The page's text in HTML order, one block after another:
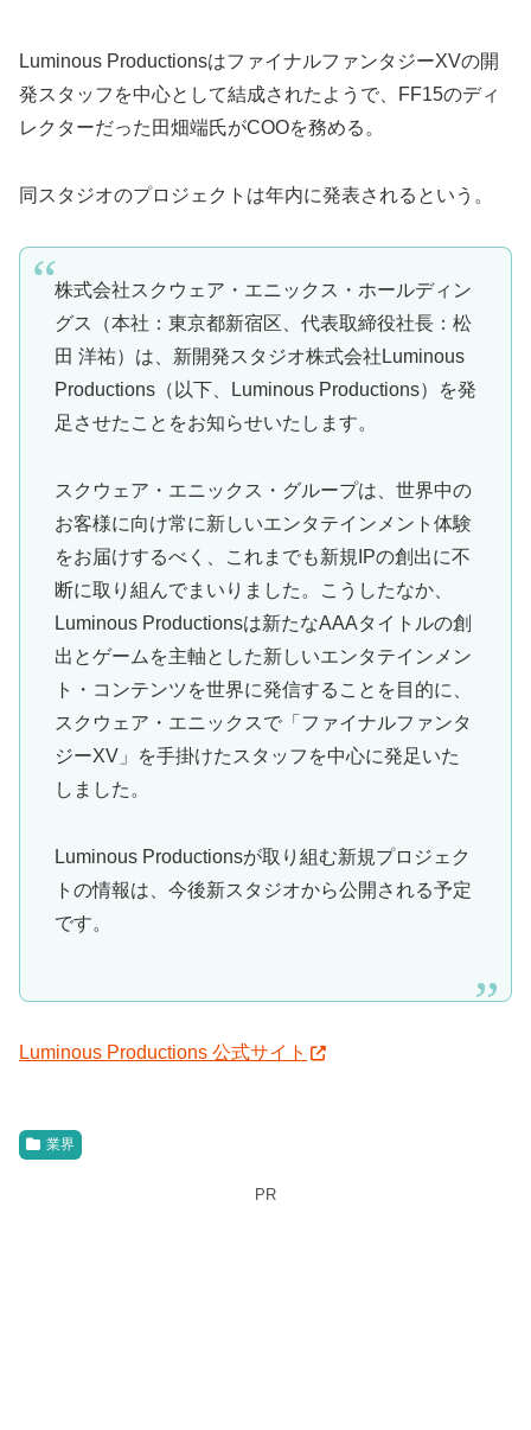
Luminous ProductionsはファイナルファンタジーXVの開
発スタッフを中心として結成されたようで、FF15のディ
レクターだった田畑端氏がCOOを務める。
同スタジオのプロジェクトは年内に発表されるという。
株式会社スクウェア・エニックス・ホールディン
グス（本社：東京都新宿区、代表取締役社長：松
田 洋祐）は、新開発スタジオ株式会社Luminous
Productions（以下、Luminous Productions）を発
足させたことをお知らせいたします。
スクウェア・エニックス・グループは、世界中の
お客様に向け常に新しいエンタテインメント体験
をお届けするべく、これまでも新規IPの創出に不
断に取り組んでまいりました。こうしたなか、
Luminous Productionsは新たなAAAタイトルの創
出とゲームを主軸とした新しいエンタテインメン
ト・コンテンツを世界に発信することを目的に、
スクウェア・エニックスで「ファイナルファンタ
ジーXV」を手掛けたスタッフを中心に発足いた
しました。
Luminous Productionsが取り組む新規プロジェク
トの情報は、今後新スタジオから公開される予定
です。
Luminous Productions 公式サイト
業界
PR